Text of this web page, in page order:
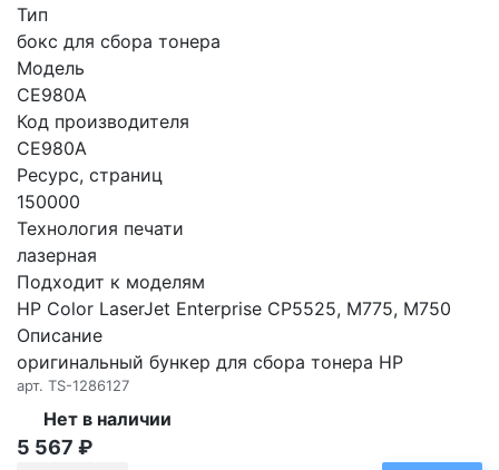
Тип
бокс для сбора тонера
Модель
CE980A
Код производителя
CE980A
Ресурс, страниц
150000
Технология печати
лазерная
Подходит к моделям
HP Color LaserJet Enterprise CP5525, M775, M750
Описание
оригинальный бункер для сбора тонера HP
арт. TS-1286127
Нет в наличии
5 567 ₽